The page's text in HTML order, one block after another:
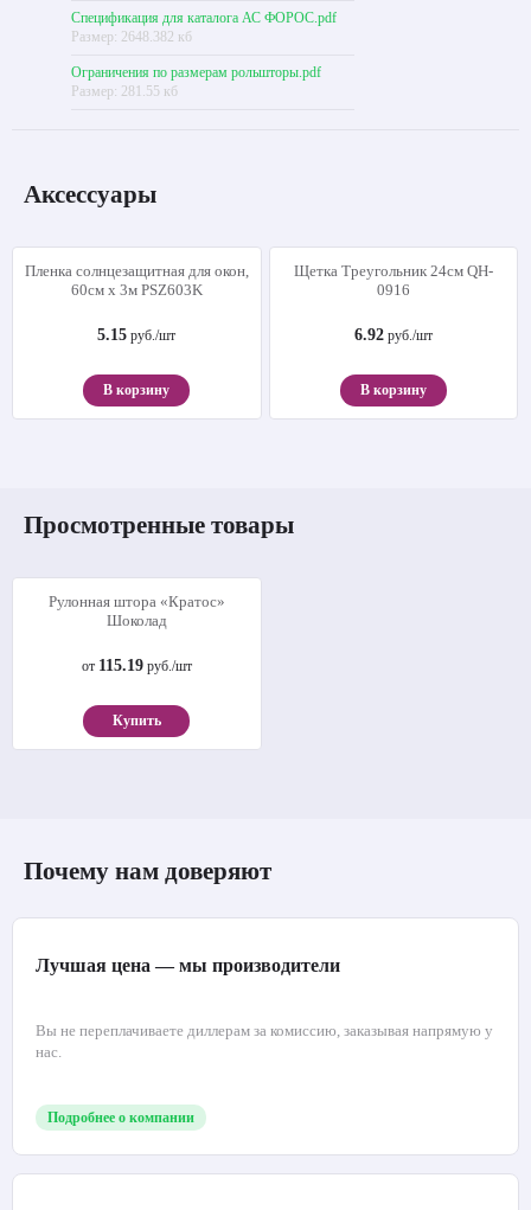
Спецификация для каталога АС ФОРОС.pdf
Размер: 2648.382 кб
Ограничения по размерам рольшторы.pdf
Размер: 281.55 кб
Аксессуары
Пленка солнцезащитная для окон,
60см х 3м PSZ603K
5.15 руб./шт
В корзину
Щетка Треугольник 24см QH-
0916
6.92руб./шт
В корзину
Просмотренные товары
Рулонная штора «Кратос»
Шоколад
от 115.19руб./шт
Купить
Почему нам доверяют
Лучшая цена — мы производители
Вы не переплачиваете диллерам за комиссию, заказывая напрямую у
нас.
Подробнее о компании